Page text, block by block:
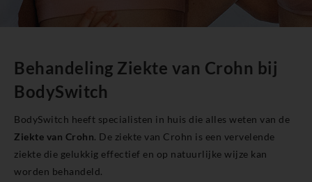
Behandeling Ziekte van Crohn bij
BodySwitch
BodySwitch heeft specialisten in huis die alles weten van de
Ziekte van Crohn. De ziekte van Crohn is een vervelende
ziekte die gelukkig effectief en op natuurlijke wijze kan
worden behandeld.